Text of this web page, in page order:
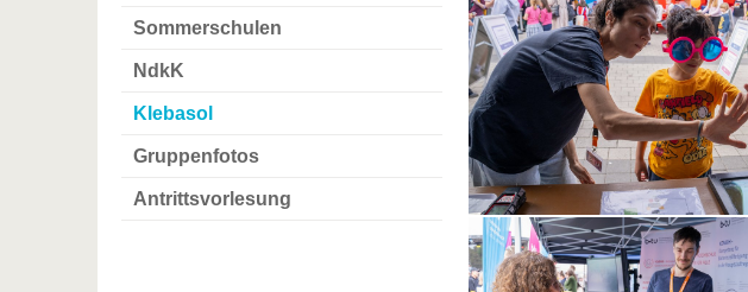
Sommerschulen
NdkK
Klebasol
Gruppenfotos
Antrittsvorlesung